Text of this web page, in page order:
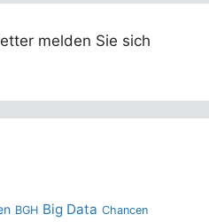
melden Sie sich
BGH Big Data Chancen